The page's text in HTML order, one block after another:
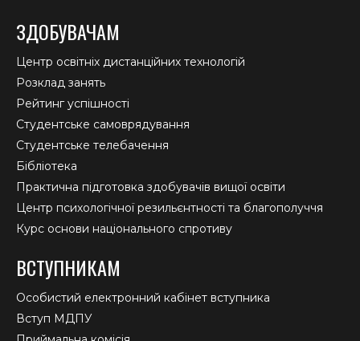
ЗДОБУВАЧАМ
Центр освітніх дистанційних технологій
Розклад занять
Рейтинг успішності
Студентське самоврядування
Студентське телебачення
Бібліотека
Практична підготовка здобувачів вищої освіти
Центр психологічної резильєнтності та благополуччя
Курс основи національного спротиву
ВСТУПНИКАМ
Особистий електронний кабінет вступника
Вступ МДПУ